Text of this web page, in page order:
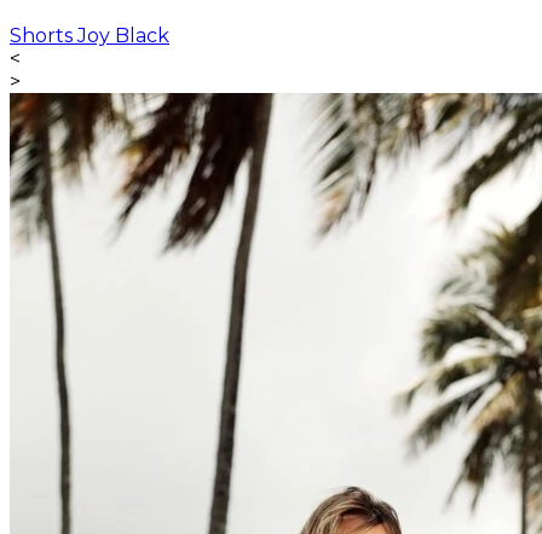
Shorts Joy Black
<
>